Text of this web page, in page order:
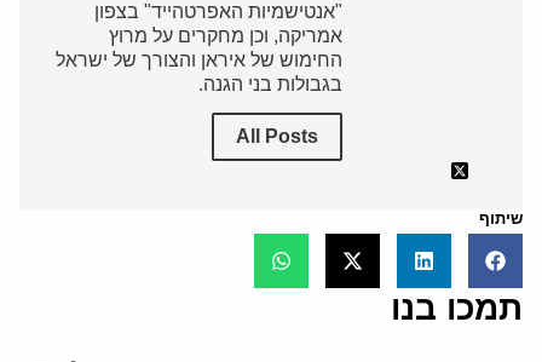
"אנטישמיות האפרטהייד" בצפון
אמריקה, וכן מחקרים על מרוץ
החימוש של איראן והצורך של ישראל
בגבולות בני הגנה.
All Posts
שיתוף
תמכו בנו